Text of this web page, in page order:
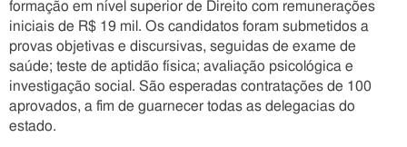
formação em nível superior de Direito com remunerações
iniciais de R$ 19 mil. Os candidatos foram submetidos a
provas objetivas e discursivas, seguidas de exame de
saúde; teste de aptidão física; avaliação psicológica e
investigação social. São esperadas contratações de 100
aprovados, a fim de guarnecer todas as delegacias do
estado.